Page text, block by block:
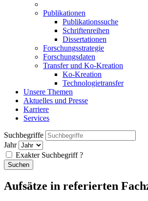
Publikationen
Publikationssuche
Schriftenreihen
Dissertationen
Forschungsstrategie
Forschungsdaten
Transfer und Ko-Kreation
Ko-Kreation
Technologietransfer
Unsere Themen
Aktuelles und Presse
Karriere
Services
Suchbegriffe
Jahr
Exakter Suchbegriff ?
Aufsätze in referierten